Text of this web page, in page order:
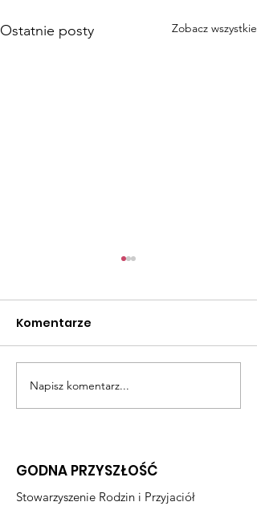
Ostatnie posty Zobacz wszystkie
Drzewo z naszych
dłoni
Komentarze
Napisz komentarz...
GODNA PRZYSZŁOŚĆ
Stowarzyszenie Rodzin i Przyjaciół